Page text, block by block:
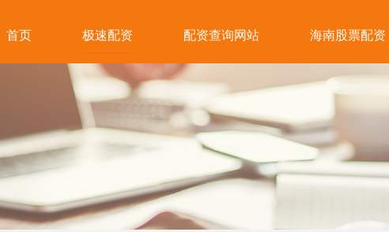
首页 极速配资 配资查询网站 海南股票配资